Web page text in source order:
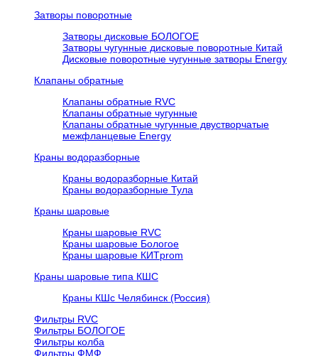
Затворы поворотные
Затворы дисковые БОЛОГОЕ
Затворы чугунные дисковые поворотные Китай
Дисковые поворотные чугунные затворы Energy
Клапаны обратные
Клапаны обратные RVC
Клапаны обратные чугунные
Клапаны обратные чугунные двустворчатые
межфланцевые Energy
Краны водоразборные
Краны водоразборные Китай
Краны водоразборные Тула
Краны шаровые
Краны шаровые RVC
Краны шаровые Бологое
Краны шаровые КИТprom
Краны шаровые типа КШС
Краны КШс Челябинск (Россия)
Фильтры RVC
Фильтры БОЛОГОЕ
Фильтры колба
Фильтры ФМФ